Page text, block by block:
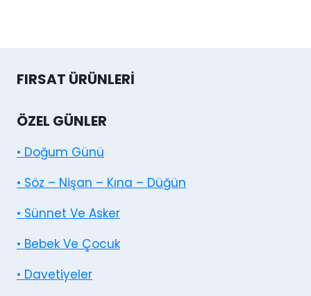
FIRSAT ÜRÜNLERI
ÖZEL GÜNLER
• Doğum Günü
• Söz – Nişan – Kına – Düğün
• Sünnet Ve Asker
• Bebek Ve Çocuk
• Davetiyeler